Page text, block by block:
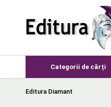
Categorii de cărți
Editura Diamant